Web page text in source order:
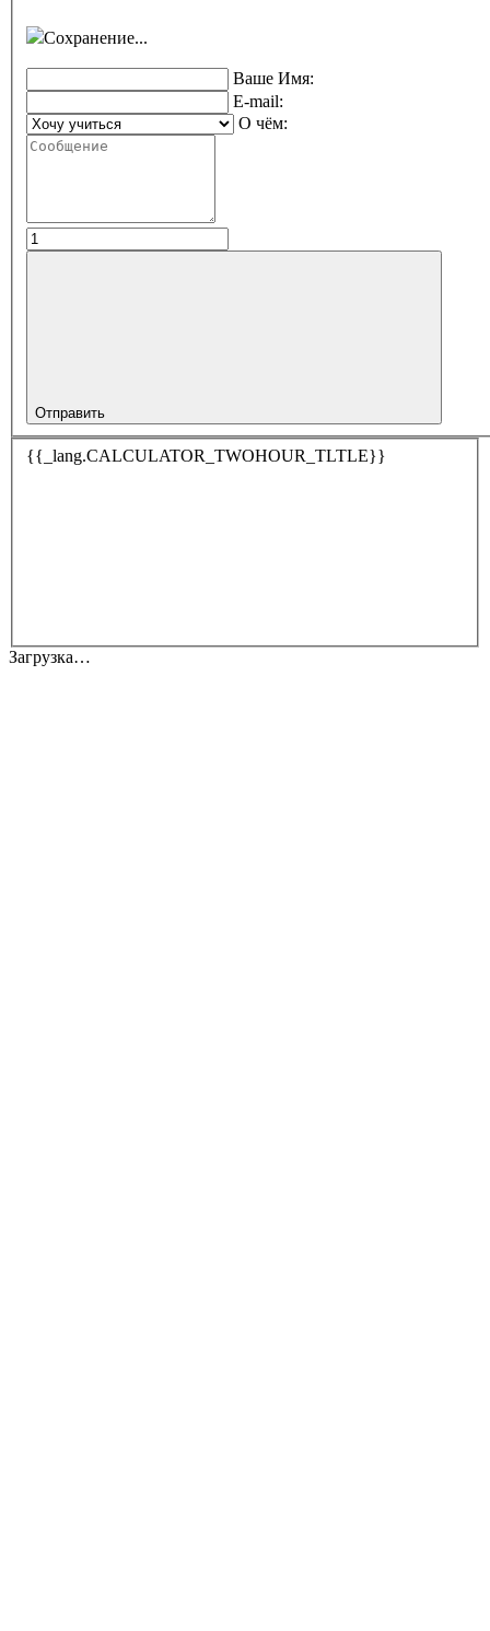
Сохранение...
Ваше Имя:
E-mail:
О чём:
Отправить
{{_lang.CALCULATOR_TWOHOUR_TLTLE}}
Загрузка…